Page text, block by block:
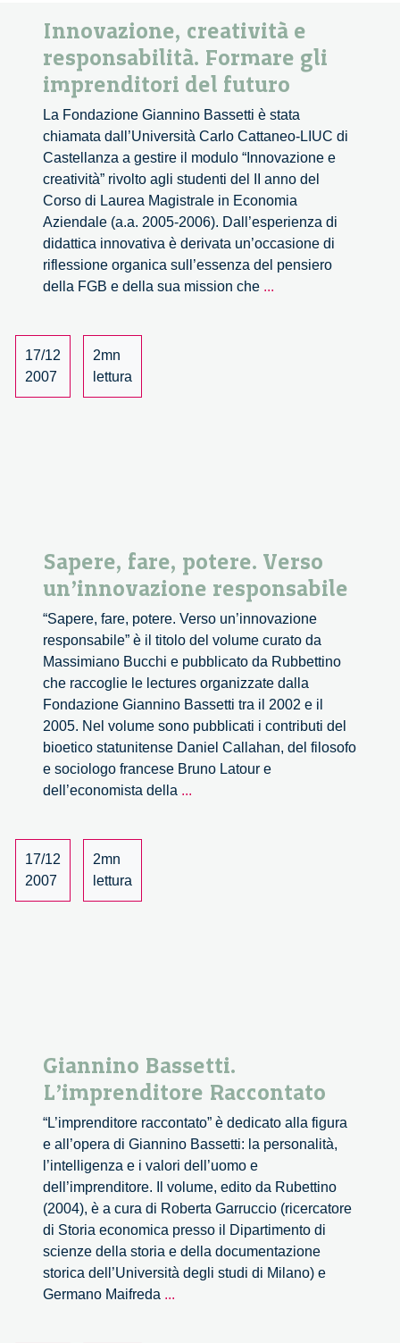
Innovazione, creatività e
responsabilità. Formare gli
imprenditori del futuro
La Fondazione Giannino Bassetti è stata
chiamata dall’Università Carlo Cattaneo-LIUC di
Castellanza a gestire il modulo “Innovazione e
creatività” rivolto agli studenti del II anno del
Corso di Laurea Magistrale in Economia
Aziendale (a.a. 2005-2006). Dall’esperienza di
didattica innovativa è derivata un’occasione di
riflessione organica sull’essenza del pensiero
della FGB e della sua mission che ...
17/12
2007
2mn
lettura
Sapere, fare, potere. Verso
un’innovazione responsabile
“Sapere, fare, potere. Verso un’innovazione
responsabile” è il titolo del volume curato da
Massimiano Bucchi e pubblicato da Rubbettino
che raccoglie le lectures organizzate dalla
Fondazione Giannino Bassetti tra il 2002 e il
2005. Nel volume sono pubblicati i contributi del
bioetico statunitense Daniel Callahan, del filosofo
e sociologo francese Bruno Latour e
dell’economista della ...
17/12
2007
2mn
lettura
Giannino Bassetti.
L’imprenditore Raccontato
“L’imprenditore raccontato” è dedicato alla figura
e all’opera di Giannino Bassetti: la personalità,
l’intelligenza e i valori dell’uomo e
dell’imprenditore. Il volume, edito da Rubettino
(2004), è a cura di Roberta Garruccio (ricercatore
di Storia economica presso il Dipartimento di
scienze della storia e della documentazione
storica dell’Università degli studi di Milano) e
Germano Maifreda ...